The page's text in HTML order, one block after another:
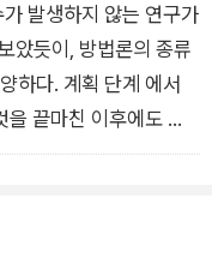
차 다룰 중요한 방법론
명백해 보이는 개념이
있다. 그러한 모호성은
만, 그럼에도 예기치
대상의 불변성을 유지
죄 표본이 “기업인과
지 않으므로” 편향되어
대해서는 의문의 여지
증거들을 통해서 드
은 그 자신이나 기업이
출 때문에 빈곤층의
발생하지 않는 연구가
았듯이, 방법론의 종류
하다. 계획 단계 에서
끝마친 이후에도 실
를 피하는 방법을 알아